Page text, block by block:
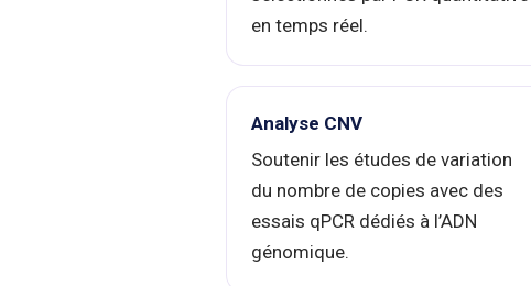
en temps réel.
Analyse CNV
Soutenir les études de variation
du nombre de copies avec des
essais qPCR dédiés à l’ADN
génomique.